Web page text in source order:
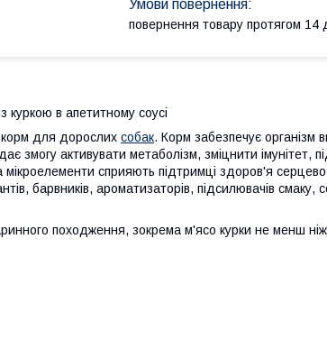
повернення товару протягом 14
куркою в апетитному соусі
для дорослих собак. Корм забезпечує організм
змогу активувати метаболізм, зміцнити імунітет,
мікроелементи сприяють підтримці здоров'я
барвників, ароматизаторів, підсилювачів смаку,
походження, зокрема м'ясо курки не менш